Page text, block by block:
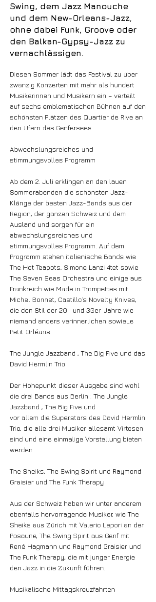
Swing, dem Jazz Manouche
und dem New-Orleans-Jazz,
ohne dabei Funk, Groove oder
den Balkan-Gypsy-Jazz zu
vernachlässigen.
Diesen Sommer lädt das Festival zu über
zwanzig Konzerten mit mehr als hundert
Musikerinnen und Musikern ein – verteilt
auf sechs emblematischen Bühnen auf den
schönsten Plätzen des Quartier de Rive an
den Ufern des Genfersees.
Abwechslungsreiches und
stimmungsvolles Programm
Ab dem 2. Juli erklingen an den lauen
Sommerabenden die schönsten Jazz-
Klänge der besten Jazz-Bands aus der
Region, der ganzen Schweiz und dem
Ausland und sorgen für ein
abwechslungsreiches und
stimmungsvolles Programm. Auf dem
Programm stehen italienische Bands wie
The Hot Teapots, Simone Lanzi 4tet sowie
The Seven Seas Orchestra und einige aus
Frankreich wie Made in Trompettes mit
Michel Bonnet, Castillo's Novelty Knives,
die den Stil der 20- und 30er-Jahre wie
niemand anders verinnerlichen sowieLe
Petit Orléans.
The Jungle Jazzband , The Big Five und das
David Hermlin Trio
Der Höhepunkt dieser Ausgabe sind wohl
die drei Bands aus Berlin : The Jungle
Jazzband , The Big Five und
vor allem die Superstars des David Hermlin
Trio, die alle drei Musiker allesamt Virtosen
sind und eine einmalige Vorstellung bieten
werden.
The Sheiks, The Swing Spirit und Raymond
Graisier und The Funk Therapy
Aus der Schweiz haben wir unter anderem
ebenfalls hervorragende Musiker, wie The
Sheiks aus Zürich mit Valerio Lepori an der
Posaune, The Swing Spirit aus Genf mit
René Hagmann und Raymond Graisier und
The Funk Therapy, die mit junger Energie
den Jazz in die Zukunft führen.
Musikalische Mittagskreuzfahrten